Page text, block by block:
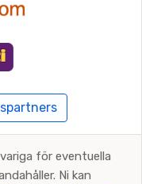
för eventuella
Ni kan